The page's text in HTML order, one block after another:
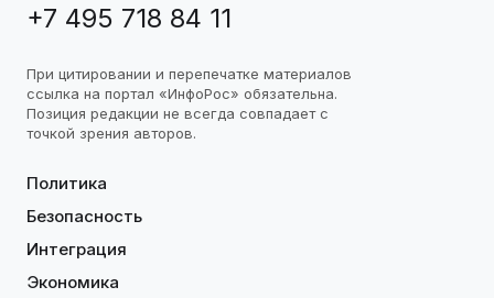
+7 495 718 84 11
При цитировании и перепечатке материалов
ссылка на портал «ИнфоРос» обязательна.
Позиция редакции не всегда совпадает с
точкой зрения авторов.
Политика
Безопасность
Интеграция
Экономика